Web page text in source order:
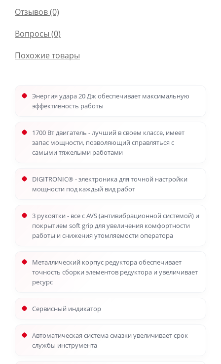
Отзывов (0)
Вопросы (0)
Похожие товары
Энергия удара 20 Дж обеспечивает максимальную
эффективность работы
1700 Вт двигатель - лучший в своем классе, имеет
запас мощности, позволяющий справляться с
самыми тяжелыми работами
DIGITRONIC® - электроника для точной настройки
мощности под каждый вид работ
3 рукоятки - все с AVS (антивибрационной системой) и
покрытием soft grip для увеличения комфортности
работы и снижения утомляемости оператора
Металлический корпус редуктора обеспечивает
точность сборки элементов редуктора и увеличивает
ресурс
Сервисный индикатор
Автоматическая система смазки увеличивает срок
службы инструмента